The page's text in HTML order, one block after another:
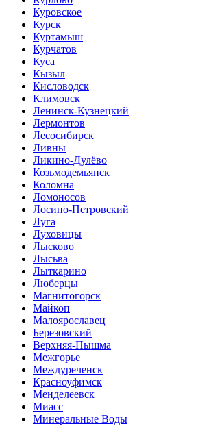
Куровское
Курск
Куртамыш
Курчатов
Куса
Кызыл
Кисловодск
Климовск
Ленинск-Кузнецкий
Лермонтов
Лесосибирск
Ливны
Ликино-Дулёво
Козьмодемьянск
Коломна
Ломоносов
Лосино-Петровский
Луга
Луховицы
Лысково
Лысьва
Лыткарино
Люберцы
Магнитогорск
Майкоп
Малоярославец
Березовский
Верхняя-Пышма
Межгорье
Междуреченск
Красноуфимск
Менделеевск
Миасс
Минеральные Воды